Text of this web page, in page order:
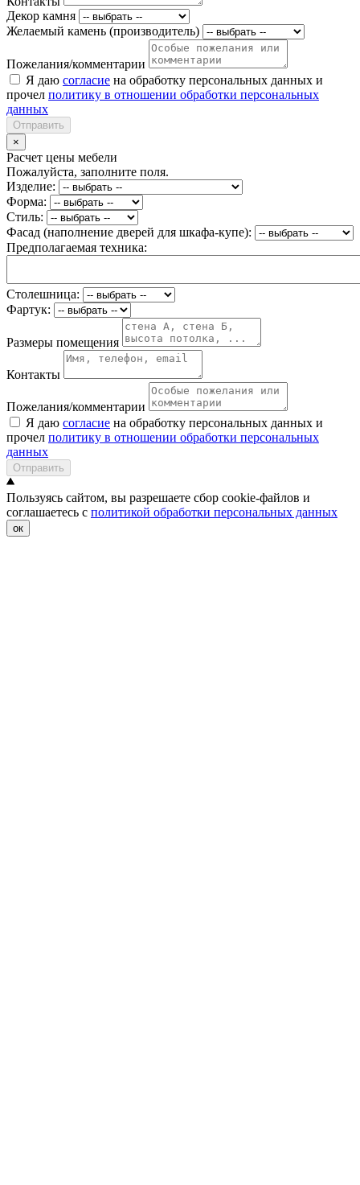
Декор камня
Желаемый камень (производитель)
Пожелания/комментарии
Я даю согласие на обработку персональных данных и
прочел политику в отношении обработки персональных
данных
Отправить
×
Расчет цены мебели
Пожалуйста, заполните поля.
Изделие:
Форма:
Стиль:
Фасад (наполнение дверей для шкафа-купе):
Предполагаемая техника:
Столешница:
Фартук:
Размеры помещения
Контакты
Пожелания/комментарии
Я даю согласие на обработку персональных данных и
прочел политику в отношении обработки персональных
данных
Отправить
Пользуясь сайтом, вы разрешаете сбор cookie-файлов и
соглашаетесь с политикой обработки персональных данных
ок